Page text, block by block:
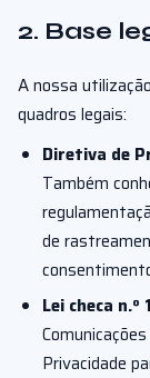
2. Base
A nossa
quadros legais:
Diretiva de
Também
de
Lei checa
Privacidade